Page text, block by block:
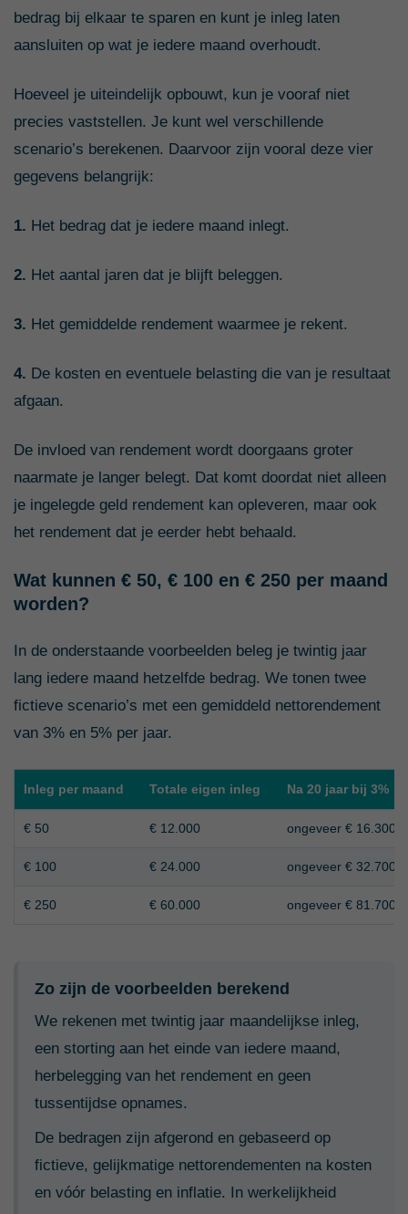
bedrag bij elkaar te sparen en kunt je inleg laten
aansluiten op wat je iedere maand overhoudt.
Hoeveel je uiteindelijk opbouwt, kun je vooraf niet
precies vaststellen. Je kunt wel verschillende
scenario’s berekenen. Daarvoor zijn vooral deze vier
gegevens belangrijk:
1. Het bedrag dat je iedere maand inlegt.
2. Het aantal jaren dat je blijft beleggen.
3. Het gemiddelde rendement waarmee je rekent.
4. De kosten en eventuele belasting die van je resultaat
afgaan.
De invloed van rendement wordt doorgaans groter
naarmate je langer belegt. Dat komt doordat niet alleen
je ingelegde geld rendement kan opleveren, maar ook
het rendement dat je eerder hebt behaald.
Wat kunnen € 50, € 100 en € 250 per maand
worden?
In de onderstaande voorbeelden beleg je twintig jaar
lang iedere maand hetzelfde bedrag. We tonen twee
fictieve scenario’s met een gemiddeld nettorendement
van 3% en 5% per jaar.
Inleg per maand Totale eigen inleg Na 20 jaar bij 3%
€ 50 € 12.000 ongeveer € 16.300
€ 100 € 24.000 ongeveer € 32.700
€ 250 € 60.000 ongeveer € 81.700
Zo zijn de voorbeelden berekend
We rekenen met twintig jaar maandelijkse inleg,
een storting aan het einde van iedere maand,
herbelegging van het rendement en geen
tussentijdse opnames.
De bedragen zijn afgerond en gebaseerd op
fictieve, gelijkmatige nettorendementen na kosten
en vóór belasting en inflatie. In werkelijkheid